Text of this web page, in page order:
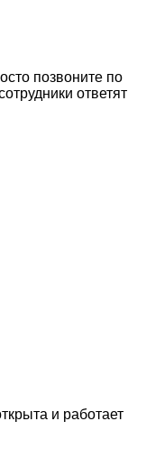
позвоните по
ответят
и работает